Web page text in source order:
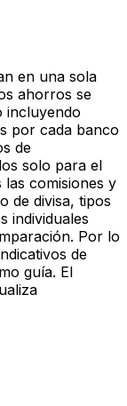
en una sola
ahorros se
incluyendo
por cada banco
de
solo para el
comisiones y
de divisa, tipos
individuales
Por lo
de
guía. El